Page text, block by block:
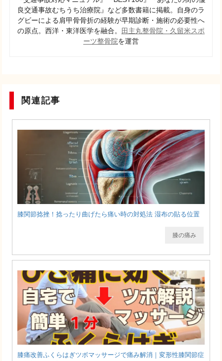
良交通事故むちうち治療院』など多数書籍に掲載。自身のラ
グビーによる肩甲骨骨折の経験が早期診断・施術の必要性へ
の原点。西洋・東洋医学を融合。
田主丸整骨院・ 久留米スポ
ーツ整骨院を運営
関連記事
膝関節捻挫！捻ったり曲げたら痛い時の対処法 湿布の貼る位置
膝の痛み
膝痛改善ふくらはぎツボマッサージで痛み解消｜変形性膝関節症